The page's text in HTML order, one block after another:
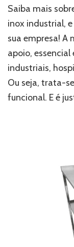
serve
mesa
inox
industrial?
Saiba mais
inox industrial,
sua empresa! A
apoio,
industriais,
Ou seja, trata-
funcional. E é